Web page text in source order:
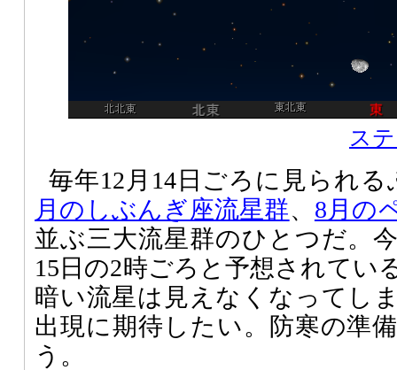
ス
毎年12月14日ごろに見られ
月のしぶんぎ座流星群、 8月の
並ぶ三大流星群のひとつだ。
15日の2時ごろと予想されてい
暗い流星は見えなくなってし
出現に期待したい。防寒の準
う。